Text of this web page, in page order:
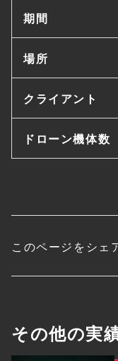
期間
場所
クライアント
ドローン機体数
このページをシェ
その他の実